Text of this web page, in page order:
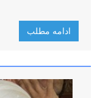
ادامه مطلب